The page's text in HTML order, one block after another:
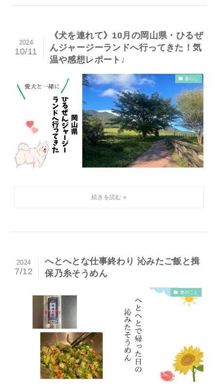
《犬を連れて》10月の岡山県・ひるぜ
んジャージーランドへ行ってきた！気
温や感想レポート♩
2024
10/11
暮らし
へとへとな仕事終わり 沁みたご飯と揖
保乃糸そうめん
2024
7/12
食のこと